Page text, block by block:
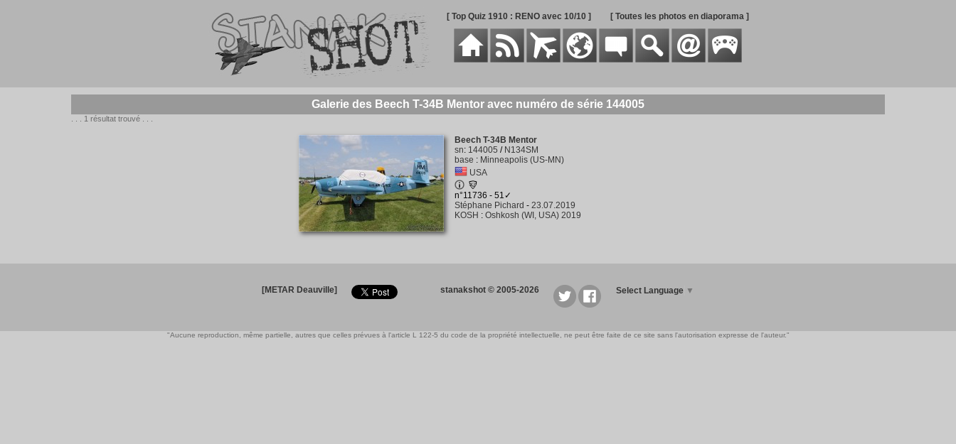
[ Top Quiz 1910 : RENO avec 10/10 ] [ Toutes les photos en diaporama ]
Galerie des Beech T-34B Mentor avec numéro de série 144005
. . . 1 résultat trouvé . . .
Beech T-34B Mentor
sn: 144005 / N134SM
base : Minneapolis (US-MN)
USA
n°11736 - 51✓
Stéphane Pichard - 23.07.2019
KOSH : Oshkosh (WI, USA) 2019
[METAR Deauville] stanakshot © 2005-2026 Select Language ▼
"Aucune reproduction, même partielle, autres que celles prévues à l'article L 122-5 du code de la propriété intellectuelle, ne peut être faite de ce site sans l'autorisation expresse de l'auteur."